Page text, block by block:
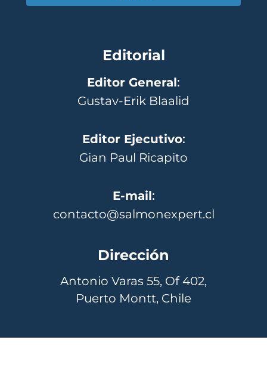
Editorial
Editor General:
Gustav-Erik Blaalid
Editor Ejecutivo:
Gian Paul Ricapito
E-mail:
contacto@salmonexpert.cl
Dirección
Antonio Varas 55, Of 402,
Puerto Montt, Chile